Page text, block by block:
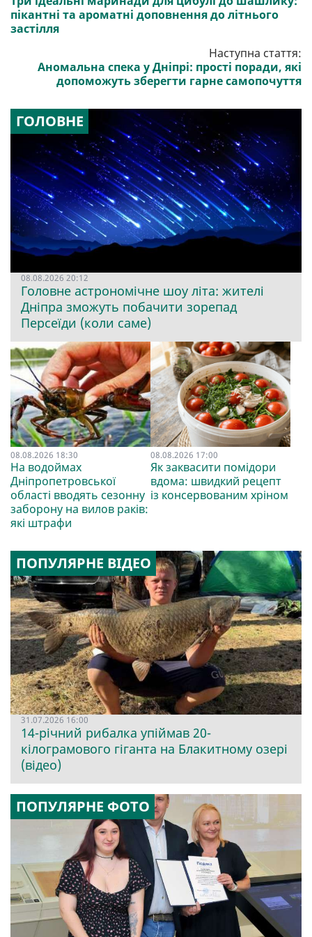
пікантні та ароматні доповнення до літнього
застілля
Наступна стаття:
Аномальна спека у Дніпрі: прості поради, які
допоможуть зберегти гарне самопочуття
ГОЛОВНЕ
08.08.2026 20:12
Головне астрономічне шоу літа: жителі
Дніпра зможуть побачити зорепад
Персеїди (коли саме)
08.08.2026 18:30
На водоймах
Дніпропетровської
області вводять сезонну
заборону на вилов раків:
які штрафи
08.08.2026 17:00
Як заквасити помідори
вдома: швидкий рецепт
із консервованим хріном
ПОПУЛЯРНЕ ВІДЕО
31.07.2026 16:00
14-річний рибалка упіймав 20-
кілограмового гіганта на Блакитному озері
(відео)
ПОПУЛЯРНЕ ФОТО